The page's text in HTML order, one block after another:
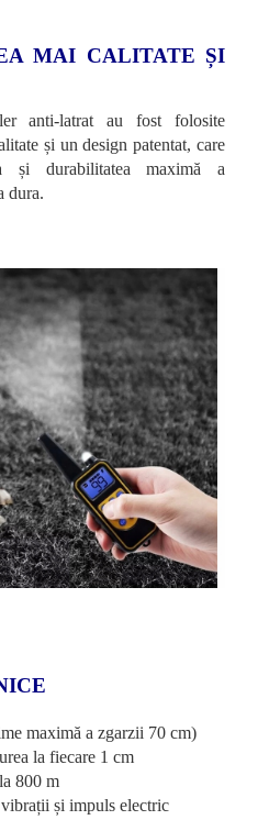
MAI CALITATE ȘI
anti-latrat au fost folosite
și un design patentat, care
și durabilitatea maximă a
dura.
maximă a zgarzii 70 cm)
la fiecare 1 cm
800 m
și impuls electric